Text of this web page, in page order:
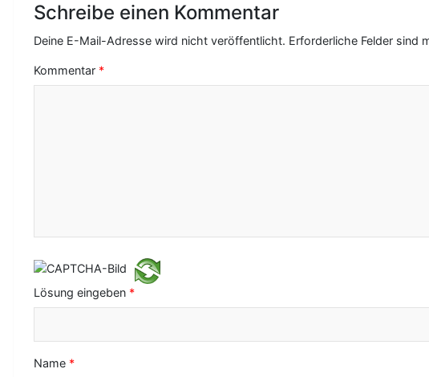
Schreibe einen Kommentar
Deine E-Mail-Adresse wird nicht veröffentlicht. Erforderliche Felder sind
Kommentar *
Lösung eingeben *
Name *